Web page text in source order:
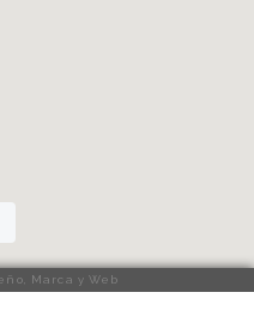
Marca y Web